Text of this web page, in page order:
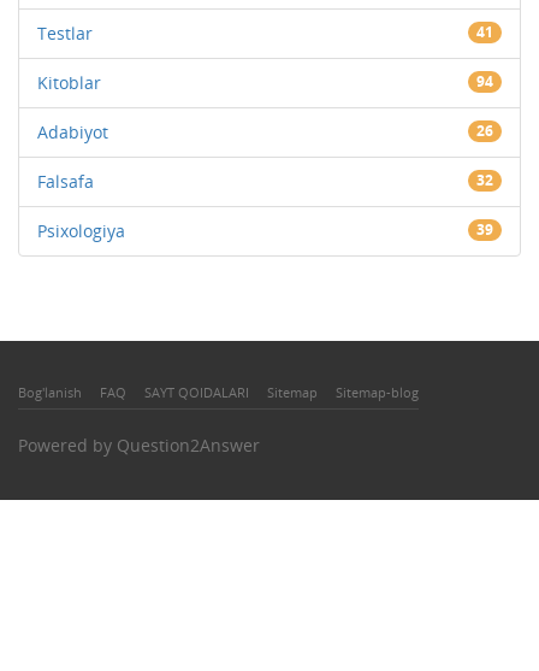
Testlar 41
Kitoblar 94
Adabiyot 26
Falsafa 32
Psixologiya 39
Bog'lanish FAQ SAYT QOIDALARI Sitemap Sitemap-blog
Powered by Question2Answer